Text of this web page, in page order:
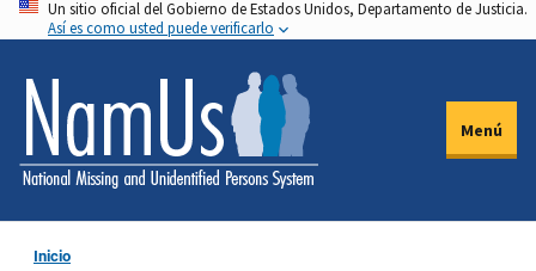
Pasar
al
contenido
principal
Un sitio oficial del Gobierno de Estados Unidos, Departamento de Justicia.
Así es como usted puede verificarlo
Menú
Inicio